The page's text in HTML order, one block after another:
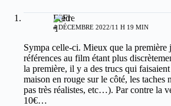
Fred
4 DÉCEMBRE 2022/11 H 19 MIN
Sympa celle-ci. Mieux que la première
références au film étant plus
la première, il y a des trucs qui
maison en rouge sur le côté, les taches
pas très réalistes, etc…). Par contre la
10€…